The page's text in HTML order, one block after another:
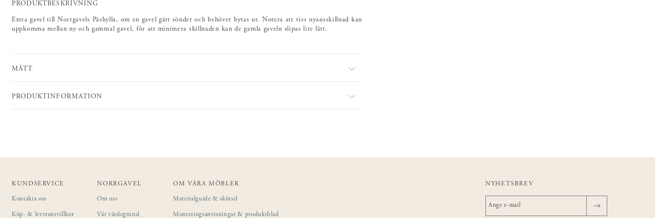
PRODUKTBESKRIVNING
Extra gavel till Norrgavels Påshylla, om en gavel gått sönder och behöver bytas ut. Notera att viss nyansskillnad kan
uppkomma mellan ny och gammal gavel, för att minimera skillnaden kan de gamla gaveln slipas lite lätt.
MÅTT
PRODUKTINFORMATION
KUNDSERVICE
Kontakta oss
Köp- & leveransvillkor
NORRGAVEL
Om oss
Vår värdegrund
OM VÅRA MÖBLER
Materialguide & skötsel
Monteringsanvisningar & produktblad
NYHETSBREV